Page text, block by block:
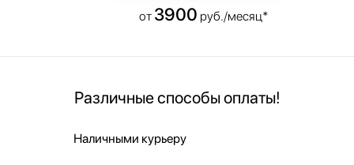
от 3900 руб./месяц*
Различные способы оплаты!
Наличными курьеру